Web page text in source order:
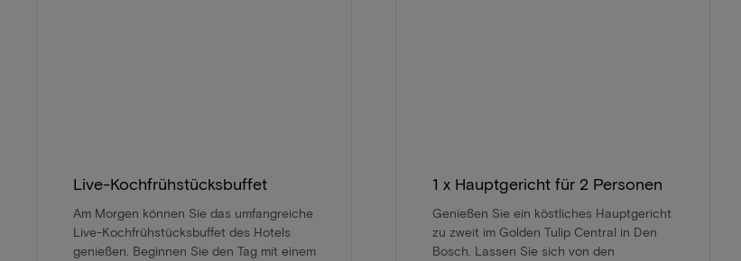
Live-Kochfrühstücksbuffet
Am Morgen können Sie das umfangreiche
Live-Kochfrühstücksbuffet des Hotels
genießen. Beginnen Sie den Tag mit einem
1 x Hauptgericht für 2 Personen
Genießen Sie ein köstliches Hauptgericht
zu zweit im Golden Tulip Central in Den
Bosch. Lassen Sie sich von den